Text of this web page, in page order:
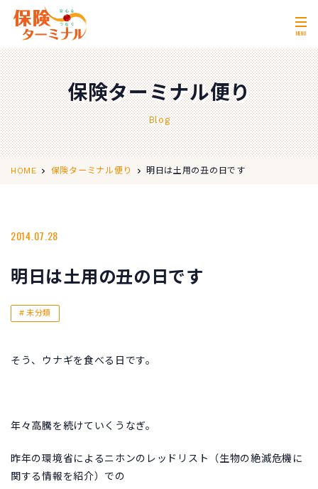
MENU
ホーム Home
私たちの強み Our Strength
無料相談 Consultation
取扱保険会社 Insurance Companies
店舗情報
0120-11-2287
保険ターミナル便り
Blog
HOME 保険ターミナル便り 明日は土用の丑の日です
2014.07.28
明日は土用の丑の日です
未分類
そう、ウナギを食べる日です。
年々高騰を続けていくうなぎ。
昨年の環境省によるニホンのレッドリスト（生物の絶滅危機に
関する情報を紹介）での